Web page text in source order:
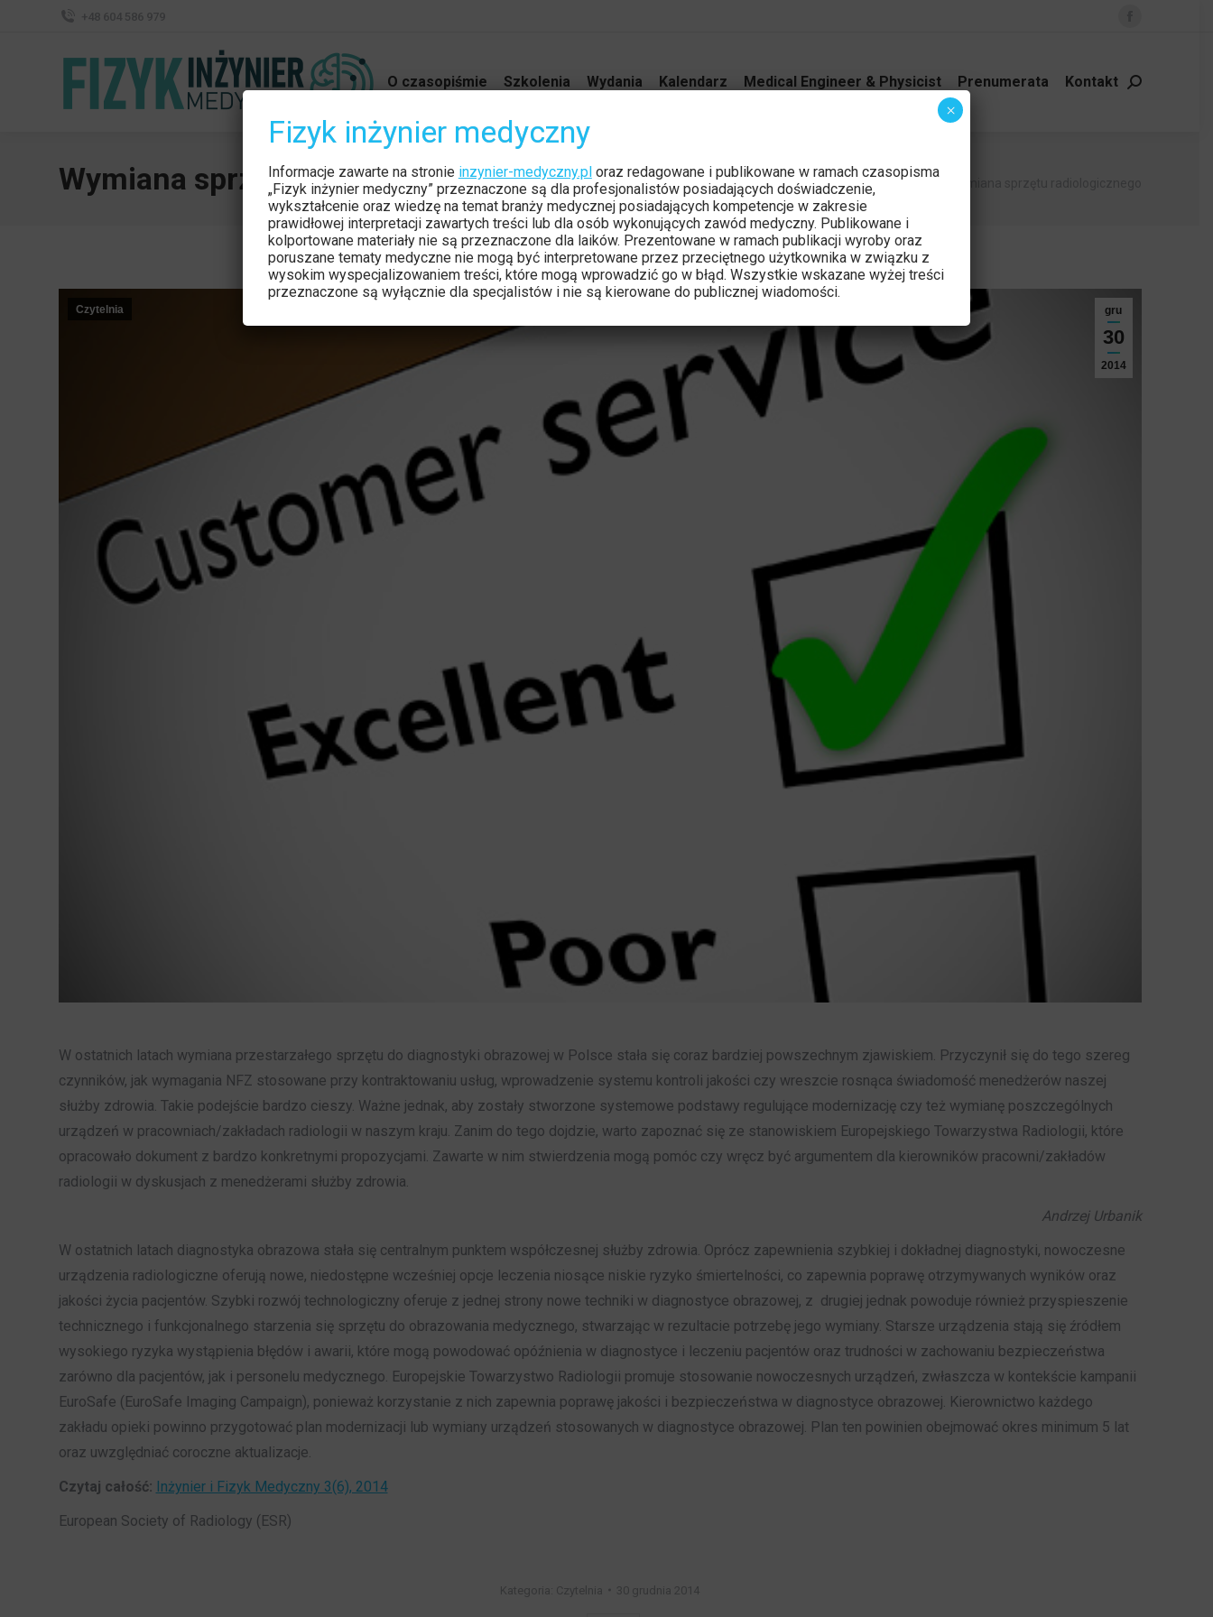
Facebook
opens
O czasopiśmie Szkolenia Wydania Kalendarz Medical Engineer & Physicist Prenumerata Kontakt Szukaj:
Wymiana sprzętu radiologicznego Jesteś tutaj:
Strona główna Czytelnia
gru
30
2014
Czytelnia
W ostatnich latach wymiana przestarzałego sprzętu do diagnostyki obrazowej w Polsce stała się coraz bardziej powszechnym zjawiskiem. Przyczynił się do tego szereg
czynników, jak wymagania NFZ stosowane przy kontraktowaniu usług, wprowadzenie systemu kontroli jakości czy wreszcie rosnąca świadomość menedżerów naszej
służby zdrowia. Takie podejście bardzo cieszy. Ważne jednak, aby zostały stworzone systemowe podstawy regulujące modernizację czy też wymianę poszczególnych
urządzeń w pracowniach/zakładach radiologii w naszym kraju. Zanim do tego dojdzie, warto zapoznać się ze stanowiskiem Europejskiego Towarzystwa Radiologii, które
opracowało dokument z bardzo konkretnymi propozycjami. Zawarte w nim stwierdzenia mogą pomóc czy wręcz być argumentem dla kierowników pracowni/zakładów
radiologii w dyskusjach z menedżerami służby zdrowia.
Andrzej Urbanik
W ostatnich latach diagnostyka obrazowa stała się centralnym punktem współczesnej służby zdrowia. Oprócz zapewnienia szybkiej i dokładnej diagnostyki, nowoczesne
urządzenia radiologiczne oferują nowe, niedostępne wcześniej opcje leczenia niosące niskie ryzyko śmiertelności, co zapewnia poprawę otrzymywanych wyników oraz
jakości życia pacjentów. Szybki rozwój technologiczny oferuje z jednej strony nowe techniki w diagnostyce obrazowej, z drugiej jednak powoduje również przyspieszenie
technicznego i funkcjonalnego starzenia się sprzętu do obrazowania medycznego, stwarzając w rezultacie potrzebę jego wymiany. Starsze urządzenia stają się źródłem
wysokiego ryzyka wystąpienia błędów i awarii, które mogą powodować opóźnienia w diagnostyce i leczeniu pacjentów oraz trudności w zachowaniu bezpieczeństwa
zarówno dla pacjentów, jak i personelu medycznego. Europejskie Towarzystwo Radiologii promuje stosowanie nowoczesnych urządzeń, zwłaszcza w kontekście kampanii
EuroSafe (EuroSafe Imaging Campaign), ponieważ korzystanie z nich zapewnia poprawę jakości i bezpieczeństwa w diagnostyce obrazowej. Kierownictwo każdego
zakładu opieki powinno przygotować plan modernizacji lub wymiany urządzeń stosowanych w diagnostyce obrazowej. Plan ten powinien obejmować okres minimum 5 lat
oraz uwzględniać coroczne aktualizacje.
Czytaj całość: Inżynier i Fizyk Medyczny 3(6), 2014
European Society of Radiology (ESR)
Kategoria: Czytelnia 30 grudnia 2014
Fizyk inżynier medyczny
Informacje zawarte na stronie inzynier-medyczny.ploraz redagowane i publikowane w ramach czasopisma
„Fizyk inżynier medyczny” przeznaczone są dla profesjonalistów posiadających doświadczenie,
wykształcenie oraz wiedzę na temat branży medycznej posiadających kompetencje w zakresie
prawidłowej interpretacji zawartych treści lub dla osób wykonujących zawód medyczny. Publikowane i
kolportowane materiały nie są przeznaczone dla laików. Prezentowane w ramach publikacji wyroby oraz
poruszane tematy medyczne nie mogą być interpretowane przez przeciętnego użytkownika w związku z
wysokim wyspecjalizowaniem treści, które mogą wprowadzić go w błąd. Wszystkie wskazane wyżej treści
przeznaczone są wyłącznie dla specjalistów i nie są kierowane do publicznej wiadomości.
×